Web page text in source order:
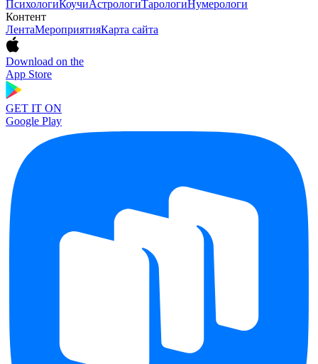
ПсихологиКоучиАстрологиТарологиНумерологи
Контент
ЛентаМероприятияКарта сайта
Download on the
App Store
GET IT ON
Google Play